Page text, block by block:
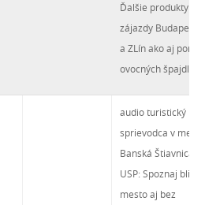
Ďalšie produkty -
zájazdy Budapešť
a ZLín ako aj
ovocných špajdlí
audio turistický
sprievodca v meste
Banská Štiavnica
USP: Spoznaj
mesto aj bez